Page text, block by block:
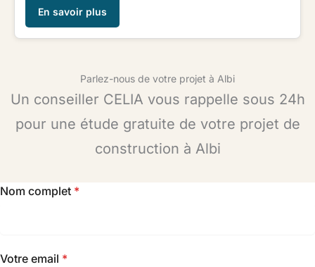
En savoir plus
Parlez-nous de votre projet à Albi
Un conseiller CELIA vous rappelle sous 24h
pour une étude gratuite de votre projet de
construction à Albi
Nom complet *
Votre email *